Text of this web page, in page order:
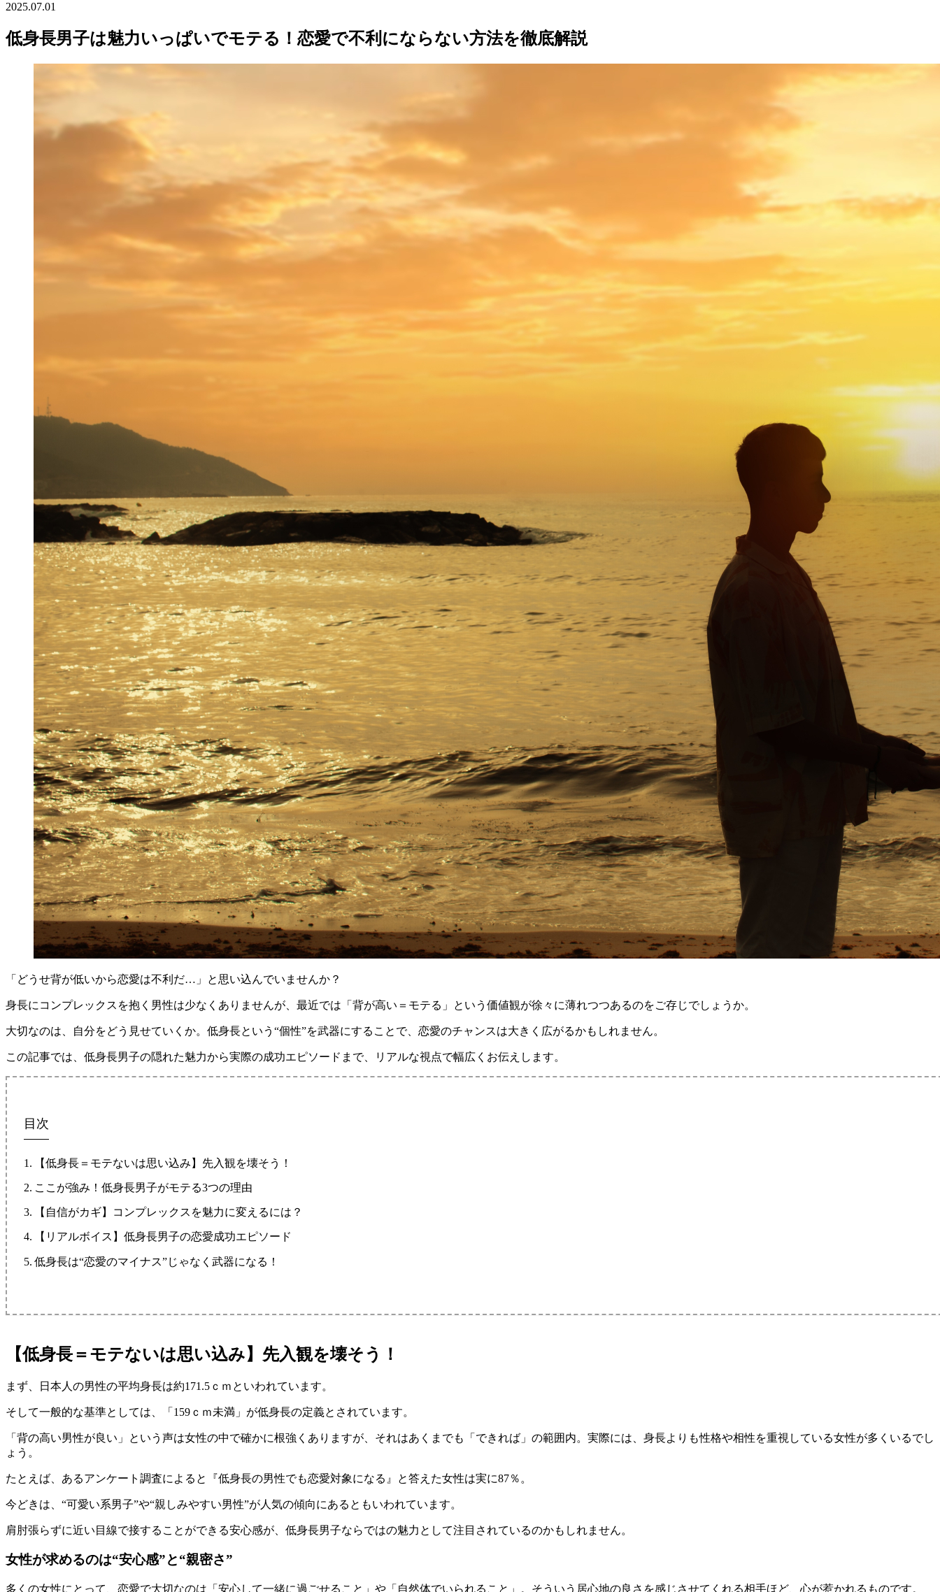
2025.07.01
低身長男子は魅力いっぱいでモテる！恋愛で不利にならない方法を徹底解説
「どうせ背が低いから恋愛は不利だ…」と思い込んでいませんか？
身長にコンプレックスを抱く男性は少なくありませんが、最近では「背が高い＝モテる」という価値観が徐々に薄れつつあるのをご存じでしょうか。
大切なのは、自分をどう見せていくか。低身長という“個性”を武器にすることで、恋愛のチャンスは大きく広がるかもしれません。
この記事では、低身長男子の隠れた魅力から実際の成功エピソードまで、リアルな視点で幅広くお伝えします。
目次
【低身長＝モテないは思い込み】先入観を壊そう！
ここが強み！低身長男子がモテる3つの理由
【自信がカギ】コンプレックスを魅力に変えるには？
【リアルボイス】低身長男子の恋愛成功エピソード
低身長は“恋愛のマイナス”じゃなく武器になる！
【低身長＝モテないは思い込み】先入観を壊そう！
まず、日本人の男性の平均身長は約171.5ｃｍといわれています。
そして一般的な基準としては、「159ｃｍ未満」が低身長の定義とされています。
「背の高い男性が良い」という声は女性の中で確かに根強くありますが、それはあくまでも「できれば」の範囲内。実際には、身長よりも性格や相性を重視している女性が多くいるでし
ょう。
たとえば、あるアンケート調査によると『低身長の男性でも恋愛対象になる』と答えた女性は実に87％。
今どきは、“可愛い系男子”や“親しみやすい男性”が人気の傾向にあるともいわれています。
肩肘張らずに近い目線で接することができる安心感が、低身長男子ならではの魅力として注目されているのかもしれません。
女性が求めるのは“安心感”と“親密さ”
多くの女性にとって、恋愛で大切なのは「安心して一緒に過ごせること」や「自然体でいられること」。そういう居心地の良さを感じさせてくれる相手ほど、心が惹かれるものです。